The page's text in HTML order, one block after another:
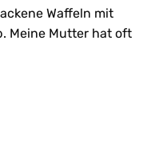
Waffeln mit
Meine Mutter hat oft